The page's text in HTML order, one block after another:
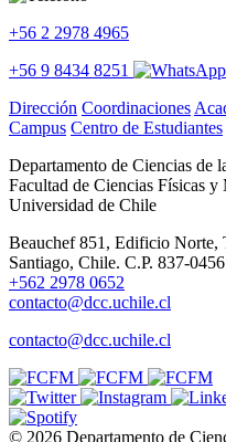
+56 2 2978 4965
+56 9 8434 8251
Dirección Coordinaciones
Campus Centro de Estudiantes
Departamento de Ciencias de
Facultad de Ciencias Físicas y
Universidad de Chile
Beauchef 851, Edificio Norte,
Santiago, Chile. C.P. 837-0456
+562 2978 0652
contacto@dcc.uchile.cl
contacto@dcc.uchile.cl
© 2026 Departamento de